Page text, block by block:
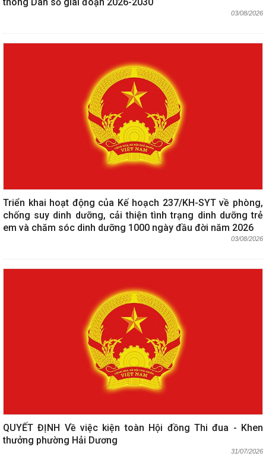
thông Dân số giai đoạn 2026-2030
03/08/2026
Triển khai hoạt động của Kế hoạch 237/KH-SYT về phòng,
chống suy dinh dưỡng, cải thiện tình trạng dinh dưỡng trẻ
em và chăm sóc dinh dưỡng 1000 ngày đầu đời năm 2026
03/08/2026
QUYẾT ĐỊNH Về việc kiện toàn Hội đồng Thi đua - Khen
thưởng phường Hải Dương
31/07/2026